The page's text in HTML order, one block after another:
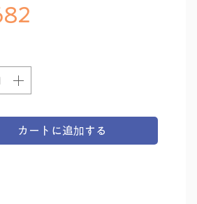
カートに追加する